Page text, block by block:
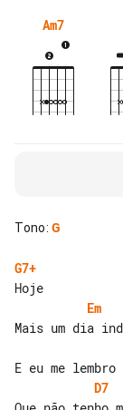
Am7
Tono: G
G7+
Em
D7